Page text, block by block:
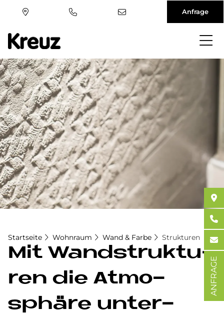
Direkt
zum
Inhalt
Anfrage
Startseite Wohnraum Wand & Farbe Strukturen
Mit Wand­struk­tu­
ren die At­mo­
sphä­re un­ter­
ANFRAGE